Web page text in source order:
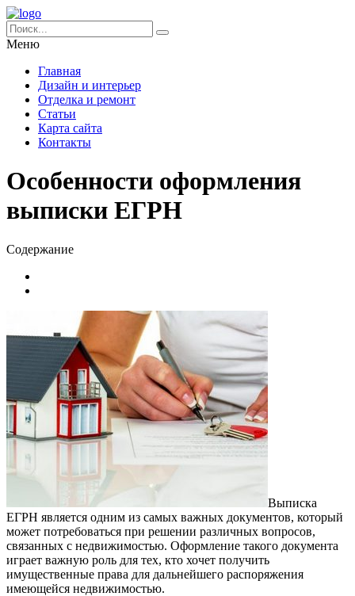
Меню
Главная
Дизайн и интерьер
Отделка и ремонт
Статьи
Карта сайта
Контакты
Особенности оформления
выписки ЕГРН
Содержание
Выписка
ЕГРН является одним из самых важных документов, который
может потребоваться при решении различных вопросов,
связанных с недвижимостью. Оформление такого документа
играет важную роль для тех, кто хочет получить
имущественные права для дальнейшего распоряжения
имеющейся недвижимостью.